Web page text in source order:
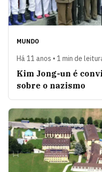
MUNDO
Há 11 anos • 1 min de
Kim Jong-un é
sobre o nazismo